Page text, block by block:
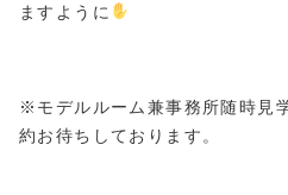
ますように
※モデルルーム兼事務所随時見
約お待ちしております。